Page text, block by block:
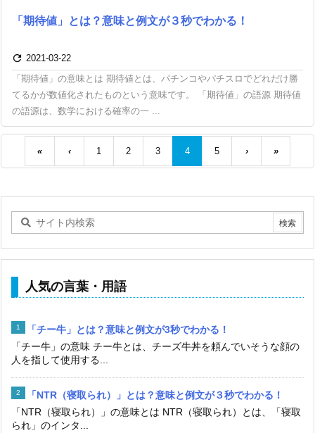
「期待値」とは？意味と例文が３秒でわかる！
 2021-03-22
「期待値」の意味とは 期待値とは、パチンコやパチスロでどれだけ勝
てるかが数値化されたものという意味です。 「期待値」の語源 期待値
の語源は、数学における確率の一 ...
« ‹ 1 2 3 4 5 › »
人気の言葉・用語
「チー牛」とは？意味と例文が3秒でわかる！
「チー牛」の意味 チー牛とは、チーズ牛丼を頼んでいそうな顔の
人を指して使用する...
「NTR（寝取られ）」とは？意味と例文が３秒でわかる！
「NTR（寝取られ）」の意味とは NTR（寝取られ）とは、「寝取
られ」のインタ...